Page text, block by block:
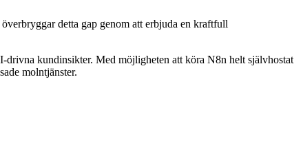
detta gap genom att erbjuda en kraftfull
kundinsikter. Med möjligheten att köra N8n helt självhostat
molntjänster.